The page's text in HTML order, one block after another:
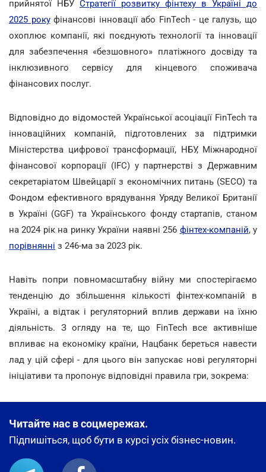
прийнятої НБУ Стратегії розвитку фінтеху в Україні до
2025 рокуфінансові інновації або FinTech - це галузь, що
охоплює компанії, які поєднують технології та інновації
для забезпечення «безшовного» платіжного досвіду та
інклюзивного сервісу для кінцевого споживача
фінансових послуг.
Відповідно до відомостей Української асоціації FinTech та
інноваційних компаній, підготовлених за підтримки
Міністерства цифрової трансформації, НБУ, Міжнародної
фінансової корпорації (IFC) у партнерстві з Державним
секретаріатом Швейцарії з економічних питань (SECO) та
Фондом ефективного врядування Уряду Великої Британії
в Україні (GGF) та Українського фонду стартапів, станом
на 2024 рік на ринку України наявні 256 фінтех-компаній, у
порівнянні з 246-ма за 2023 рік.
Навіть попри повномасштабну війну ми спостерігаємо
тенденцію до збільшення кількості фінтех-компаній в
Україні, а відтак і регуляторний вплив держави на їхню
діяльність. З огляду на те, що FinTech все активніше
впливає на економіку країни, Нацбанк береться навести
лад у цій сфері - для цього він запускає нові регуляторні
ініціативи та пропонує відповідні правила гри, зокрема:
Читайте нас в соцмережах.
Підпишіться, щоб бути в курсі усіх бізнес-новин.